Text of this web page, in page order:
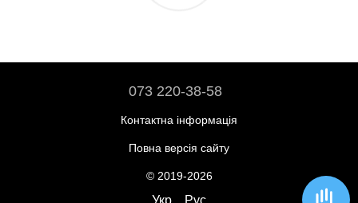
073 220-38-58
Контактна інформація
Повна версія сайту
© 2019-2026
Укр Рус